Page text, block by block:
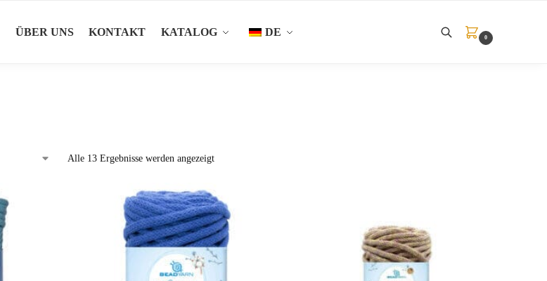
ÜBER UNS KONTAKT KATALOG DE 0
Alle 13 Ergebnisse werden angezeigt